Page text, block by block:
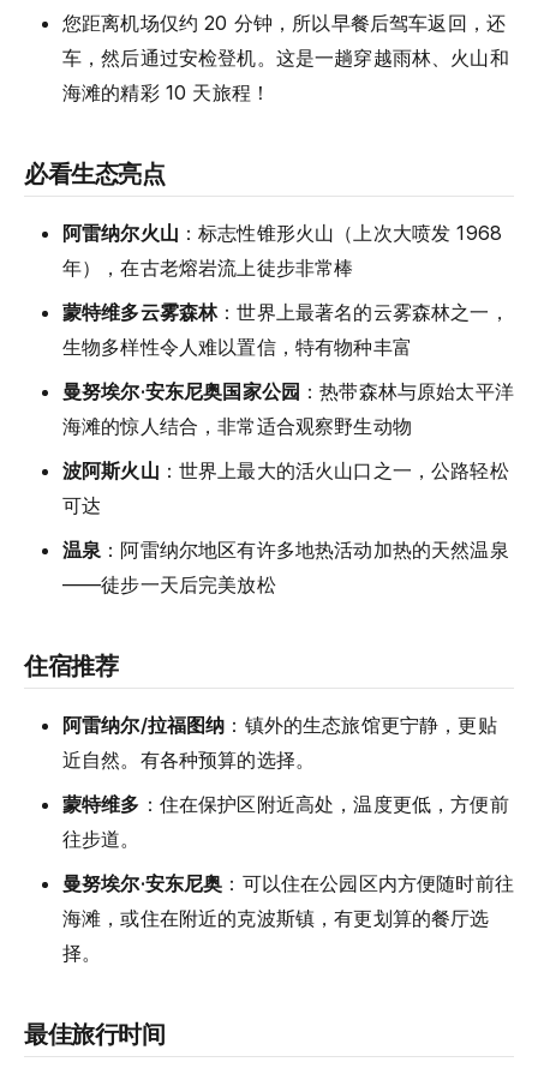
您距离机场仅约 20 分钟，所以早餐后驾车返回，还
车，然后通过安检登机。这是一趟穿越雨林、火山和
海滩的精彩 10 天旅程！
必看生态亮点
阿雷纳尔火山 ：标志性锥形火山（上次大喷发 1968
年），在古老熔岩流上徒步非常棒
蒙特维多云雾森林：世界上最著名的云雾森林之一，
生物多样性令人难以置信，特有物种丰富
曼努埃尔·安东尼奥国家公园 ：热带森林与原始太平洋
海滩的惊人结合，非常适合观察野生动物
波阿斯火山 ：世界上最大的活火山口之一，公路轻松
可达
温泉 ：阿雷纳尔地区有许多地热活动加热的天然温泉
——徒步一天后完美放松
住宿推荐
阿雷纳尔/拉福图纳 ：镇外的生态旅馆更宁静，更贴
近自然。有各种预算的选择。
蒙特维多 ：住在保护区附近高处，温度更低，方便前
往步道。
曼努埃尔·安东尼奥 ：可以住在公园区内方便随时前往
海滩，或住在附近的克波斯镇，有更划算的餐厅选
择。
最佳旅行时间